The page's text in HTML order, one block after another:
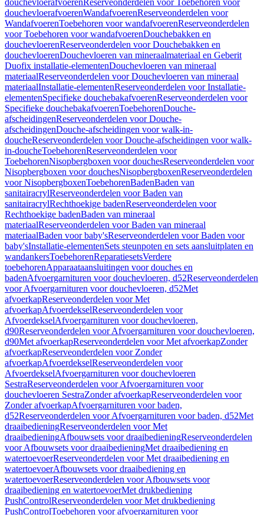
douchevloerafvoerenReserveonderdelen voor Toebehoren voor
douchevloerafvoerenWandafvoerenReserveonderdelen voor
WandafvoerenToebehoren voor wandafvoerenReserveonderdelen
voor Toebehoren voor wandafvoerenDouchebakken en
douchevloerenReserveonderdelen voor Douchebakken en
douchevloerenDouchevloeren van mineraalmateriaal en Geberit
Duofix installatie-elementenDouchevloeren van mineraal
materiaalReserveonderdelen voor Douchevloeren van mineraal
materiaalInstallatie-elementenReserveonderdelen voor Installatie-
elementenSpecifieke douchebakafvoerenReserveonderdelen voor
Specifieke douchebakafvoerenToebehorenDouche-
afscheidingenReserveonderdelen voor Douche-
afscheidingenDouche-afscheidingen voor walk-in-
doucheReserveonderdelen voor Douche-afscheidingen voor walk-
in-doucheToebehorenReserveonderdelen voor
ToebehorenNisopbergboxen voor douchesReserveonderdelen voor
Nisopbergboxen voor douchesNisopbergboxenReserveonderdelen
voor NisopbergboxenToebehorenBadenBaden van
sanitairacrylReserveonderdelen voor Baden van
sanitairacrylRechthoekige badenReserveonderdelen voor
Rechthoekige badenBaden van mineraal
materiaalReserveonderdelen voor Baden van mineraal
materiaalBaden voor baby'sReserveonderdelen voor Baden voor
baby'sInstallatie-elementenSets steunpoten en sets aansluitplaten en
wandankersToebehorenReparatiesetsVerdere
toebehorenApparaataansluitingen voor douches en
badenAfvoergarnituren voor douchevloeren, d52Reserveonderdelen
voor Afvoergarnituren voor douchevloeren, d52Met
afvoerkapReserveonderdelen voor Met
afvoerkapAfvoerdekselReserveonderdelen voor
AfvoerdekselAfvoergarnituren voor douchevloeren,
d90Reserveonderdelen voor Afvoergarnituren voor douchevloeren,
d90Met afvoerkapReserveonderdelen voor Met afvoerkapZonder
afvoerkapReserveonderdelen voor Zonder
afvoerkapAfvoerdekselReserveonderdelen voor
AfvoerdekselAfvoergarnituren voor douchevloeren
SestraReserveonderdelen voor Afvoergarnituren voor
douchevloeren SestraZonder afvoerkapReserveonderdelen voor
Zonder afvoerkapAfvoergarnituren voor baden,
d52Reserveonderdelen voor Afvoergarnituren voor baden, d52Met
draaibedieningReserveonderdelen voor Met
draaibedieningAfbouwsets voor draaibedieningReserveonderdelen
voor Afbouwsets voor draaibedieningMet draaibediening en
watertoevoerReserveonderdelen voor Met draaibediening en
watertoevoerAfbouwsets voor draaibediening en
watertoevoerReserveonderdelen voor Afbouwsets voor
draaibediening en watertoevoerMet drukbediening
PushControlReserveonderdelen voor Met drukbediening
PushControlToebehoren voor afvoergarnituren voor